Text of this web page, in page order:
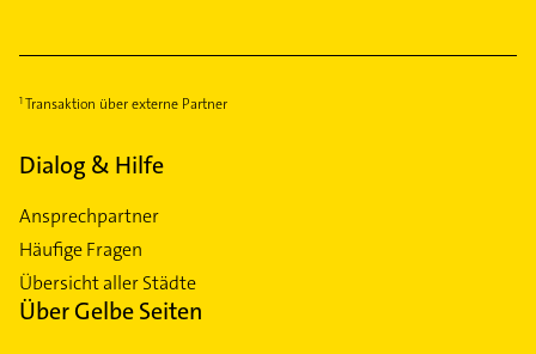
Transaktion über externe Partner
Dialog & Hilfe
Ansprechpartner
Häufige Fragen
Übersicht aller Städte
Über Gelbe Seiten